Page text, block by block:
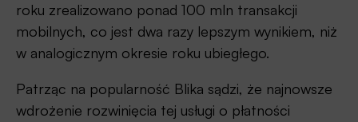
roku zrealizowano ponad 100 mln transakcji
mobilnych, co jest dwa razy lepszym wynikiem, niż
w analogicznym okresie roku ubiegłego.
Patrząc na popularność Blika sądzi, że najnowsze
wdrożenie rozwinięcia tej usługi o płatności